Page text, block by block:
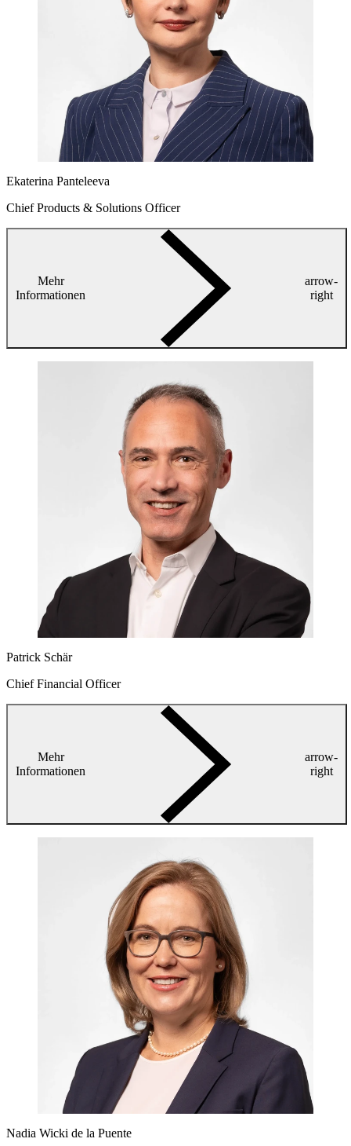
Ekaterina Panteleeva
Chief Products & Solutions Officer
Mehr
Informationen
arrow-
right
Patrick Schär
Chief Financial Officer
Mehr
Informationen
arrow-
right
Nadia Wicki de la Puente